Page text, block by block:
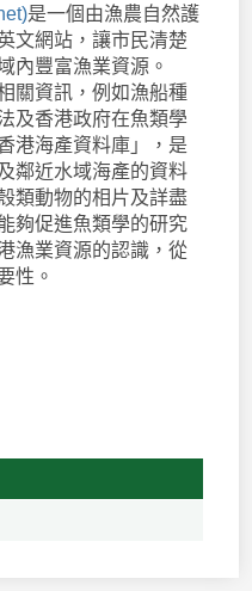
是一個由漁農自然護
文網站，讓市民清楚
內豐富漁業資源。
關資訊，例如漁船種
及香港政府在魚類學
港海產資料庫」，是
鄰近水域海產的資料
類動物的相片及詳盡
夠促進魚類學的研究
漁業資源的認識，從
性。